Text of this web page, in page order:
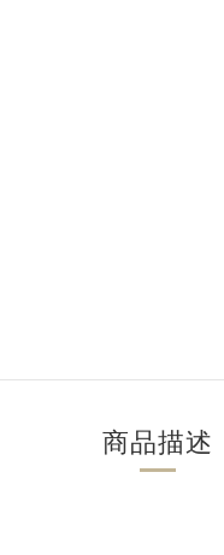
商品描述